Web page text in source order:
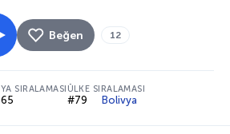
Beğen 12
SIRALAMASI ÜLKE SIRALAMASI
#79 Bolivya